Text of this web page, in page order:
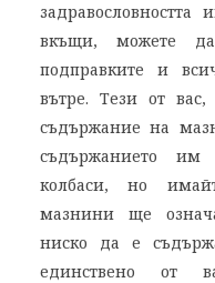
вкъщи, можете да
подправките и
вътре. Тези от
съдържание на
съдържанието им
колбаси, но
мазнини ще
ниско да е
единствено от